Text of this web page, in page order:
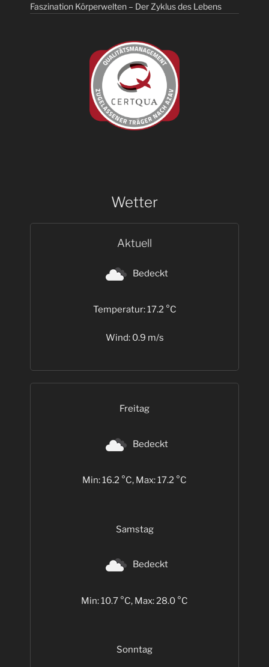
Faszination Körperwelten – Der Zyklus des Lebens
Wetter
Aktuell
Bedeckt
Temperatur: 17.2 °C
Wind: 0.9 m/s
Freitag
Bedeckt
Min: 16.2 °C, Max: 17.2 °C
Samstag
Bedeckt
Min: 10.7 °C, Max: 28.0 °C
Sonntag